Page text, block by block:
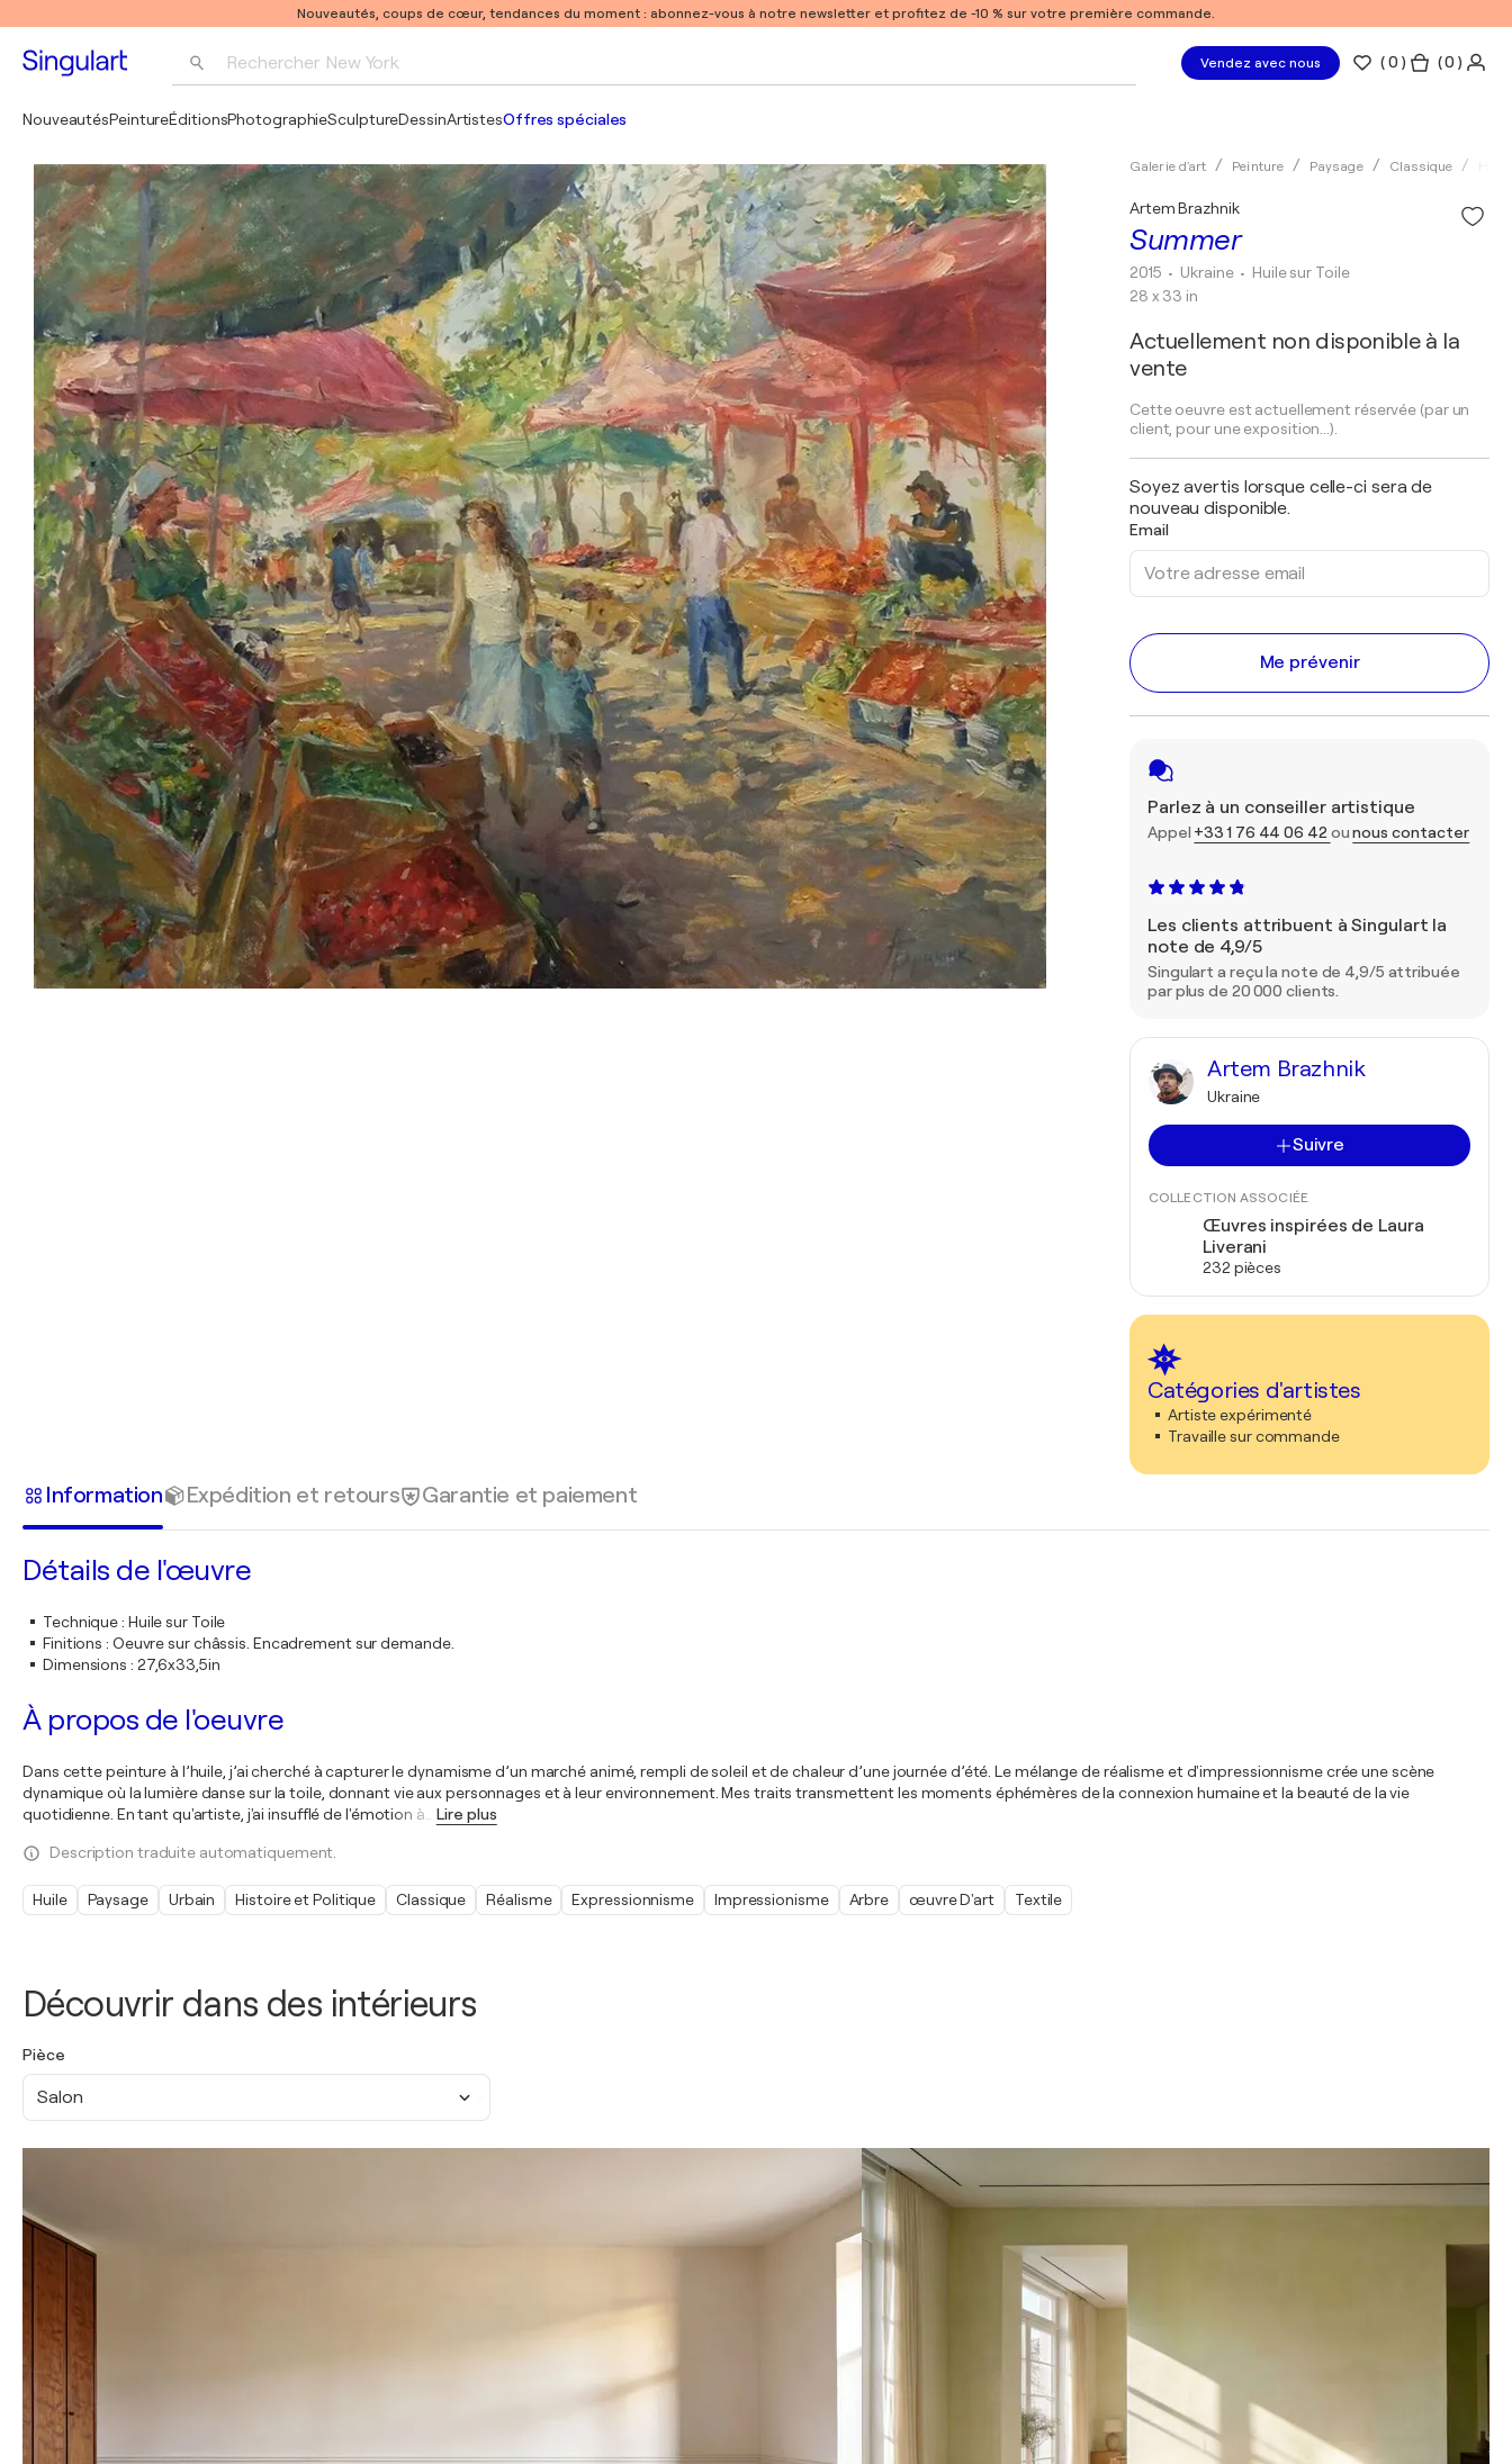
Nouveautés, coups de cœur, tendances du moment : abonnez-vous à notre newsletter et profitez de -10 % sur votre première commande.
Rechercher New York
Pablo Picasso
Vendez avec nous (0 ) ( 0 )
NouveautésPeintureÉditionsPhotographieSculptureDessinArtistesOffres spéciales
Galerie d'art Peinture Paysage Classique Huile
Summer
Artem Brazhnik
2015 • Ukraine • Huile sur Toile
28 x 33 in
Actuellement non disponible à la
vente
Cette oeuvre est actuellement réservée (par un
client, pour une exposition...).
Soyez avertis lorsque celle-ci sera de
nouveau disponible.
Email
Me prévenir
Parlez à un conseiller artistique
Appel +33 1 76 44 06 42 ounous contacter
Les clients attribuent à Singulart la
note de 4,9/5
Singulart a reçu la note de 4,9/5 attribuée
par plus de 20 000 clients.
Artem Brazhnik
Ukraine
Suivre
COLLECTION ASSOCIÉE
Œuvres inspirées de Laura
Liverani
232 pièces
Catégories d'artistes
Artiste expérimenté
Travaille sur commande
Découvrir dans des intérieurs
Pièce
Salon
Information Expédition et retours Garantie et paiement
Détails de l'œuvre
Technique: Huile sur Toile
Finitions : Oeuvre sur châssis. Encadrement sur demande.
Dimensions : 27,6x33,5in
À propos de l'oeuvre
Dans cette peinture à l’huile, j’ai cherché à capturer le dynamisme d’un marché animé, rempli de soleil et de chaleur d’une journée d’été. Le mélange de réalisme et d'impressionnisme crée une scène
dynamique où la lumière danse sur la toile, donnant vie aux personnages et à leur environnement. Mes traits transmettent les moments éphémères de la connexion humaine et la beauté de la vie
quotidienne. En tant qu'artiste, j'ai insufflé de l'émotion à
Lire plus
Description traduite automatiquement.
Huile Paysage Urbain Histoire et Politique Classique Réalisme Expressionnisme Impressionisme Arbre œuvre D'art Textile